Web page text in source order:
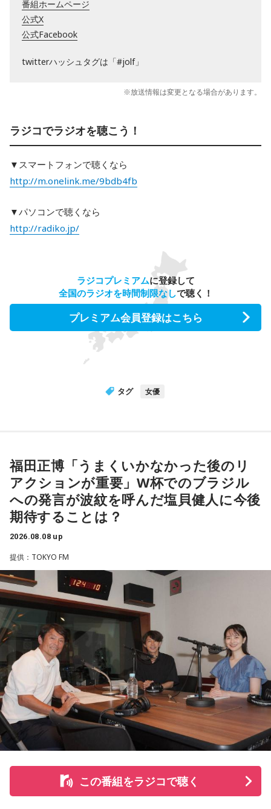
番組ホームページ
公式X
公式Facebook
twitterハッシュタグは「#jolf」
※放送情報は変更となる場合があります。
ラジコでラジオを聴こう！
▼スマートフォンで聴くなら
http://m.onelink.me/9bdb4fb
▼パソコンで聴くなら
http://radiko.jp/
ラジコプレミアムに登録して
全国のラジオを時間制限なしで聴く！
プレミアム会員登録はこちら
タグ 女優
福田正博「うまくいかなかった後のリ
アクションが重要」W杯でのブラジル
への発言が波紋を呼んだ塩貝健人に今後
期待することは？
2026.08.08 up
提供：TOKYO FM
この番組をラジコで聴く